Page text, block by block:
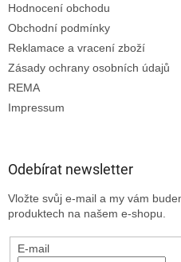
Hodnocení obchodu
Obchodní podmínky
Reklamace a vracení zboží
Zásady ochrany osobních údajů
REMA
Impressum
Odebírat newsletter
Vložte svůj e-mail a my vám
produktech na našem e-shopu.
E-mail